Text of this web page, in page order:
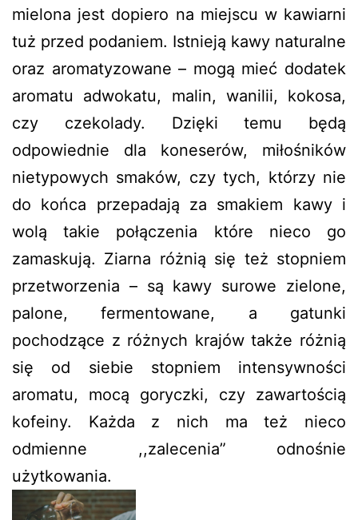
mielona jest dopiero na miejscu w kawiarni
tuż przed podaniem. Istnieją kawy naturalne
oraz aromatyzowane – mogą mieć dodatek
aromatu adwokatu, malin, wanilii, kokosa,
czy czekolady. Dzięki temu będą
odpowiednie dla koneserów, miłośników
nietypowych smaków, czy tych, którzy nie
do końca przepadają za smakiem kawy i
wolą takie połączenia które nieco go
zamaskują. Ziarna różnią się też stopniem
przetworzenia – są kawy surowe zielone,
palone, fermentowane, a gatunki
pochodzące z różnych krajów także różnią
się od siebie stopniem intensywności
aromatu, mocą goryczki, czy zawartością
kofeiny. Każda z nich ma też nieco
odmienne ,,zalecenia” odnośnie
użytkowania.